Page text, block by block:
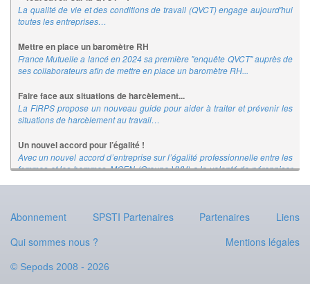
La qualité de vie et des conditions de travail (QVCT) engage aujourd'hui
toutes les entreprises…
Mettre en place un baromètre RH
France Mutuelle a lancé en 2024 sa première "enquête QVCT" auprès de
ses collaborateurs afin de mettre en place un baromètre RH...
Faire face aux situations de harcèlement...
La FIRPS propose un nouveau guide pour aider à traiter et prévenir les
situations de harcèlement au travail…
Un nouvel accord pour l’égalité !
Avec un nouvel accord d’entreprise sur l’égalité professionnelle entre les
femmes et les hommes, MGEN (Groupe VYV) a la volonté de pérenniser
De plus en plus de parents salariés cherchent à équilibrer leur vie
Le "référentiel QVCT" de l'ANACT propose un concentré de repères,
Abonnement SPSTI Partenaires Partenaires
Liens
Qui sommes nous ?
Mentions légales
© Sepods 2008 - 2026